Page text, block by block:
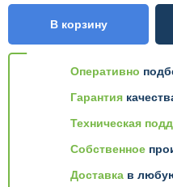
Оперативно
Гарантия
Техническая
Собственное
Доставка в
В корзину